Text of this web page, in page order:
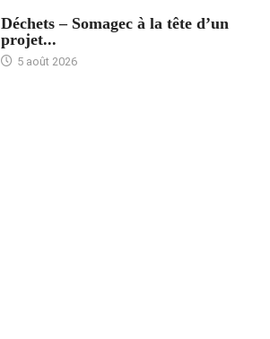
Déchets – Somagec à la tête d’un
projet...
5 août 2026